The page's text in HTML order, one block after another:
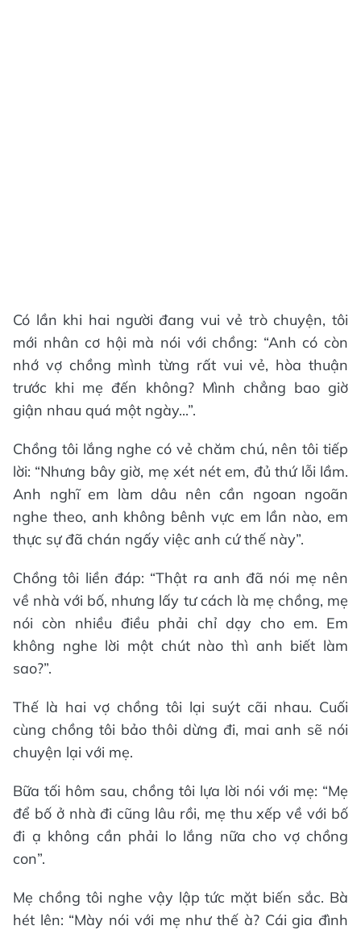
Có lần khi hai người đang vui vẻ trò chuyện, tôi
mới nhân cơ hội mà nói với chồng: “Anh có còn
nhớ vợ chồng mình từng rất vui vẻ, hòa thuận
trước khi mẹ đến không? Mình chẳng bao giờ
giận nhau quá một ngày...”.
Chồng tôi lắng nghe có vẻ chăm chú, nên tôi tiếp
lời: “Nhưng bây giờ, mẹ xét nét em, đủ thứ lỗi lầm.
Anh nghĩ em làm dâu nên cần ngoan ngoãn
nghe theo, anh không bênh vực em lần nào, em
thực sự đã chán ngấy việc anh cứ thế này”.
Chồng tôi liền đáp: “Thật ra anh đã nói mẹ nên
về nhà với bố, nhưng lấy tư cách là mẹ chồng, mẹ
nói còn nhiều điều phải chỉ dạy cho em. Em
không nghe lời một chút nào thì anh biết làm
sao?”.
Thế là hai vợ chồng tôi lại suýt cãi nhau. Cuối
cùng chồng tôi bảo thôi dừng đi, mai anh sẽ nói
chuyện lại với mẹ.
Bữa tối hôm sau, chồng tôi lựa lời nói với mẹ: “Mẹ
để bố ở nhà đi cũng lâu rồi, mẹ thu xếp về với bố
đi ạ không cần phải lo lắng nữa cho vợ chồng
con”.
Mẹ chồng tôi nghe vậy lập tức mặt biến sắc. Bà
hét lên: “Mày nói với mẹ như thế à? Cái gia đình